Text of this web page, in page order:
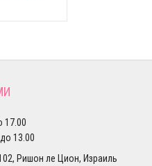
17.00
13.00
Ришон ле Цион, Израиль